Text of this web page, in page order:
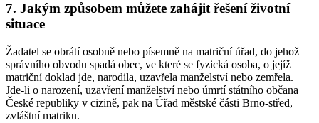
7. Jakým způsobem můžete zahájit řešení životní
situace
Žadatel se obrátí osobně nebo písemně na matriční úřad, do jehož
správního obvodu spadá obec, ve které se fyzická osoba, o jejíž
matriční doklad jde, narodila, uzavřela manželství nebo zemřela.
Jde-li o narození, uzavření manželství nebo úmrtí státního občana
České republiky v cizině, pak na Úřad městské části Brno-střed,
zvláštní matriku.